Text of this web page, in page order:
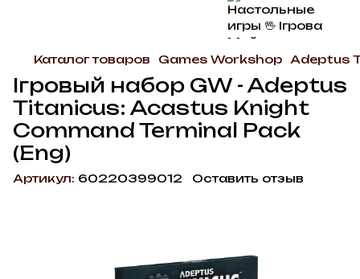
Каталог товаров Games Workshop Adeptus
Ігровый набор GW - Adeptus
Titanicus: Acastus Knight
Command Terminal Pack
(Eng)
Артикул: 60220399012 Оставить отзыв